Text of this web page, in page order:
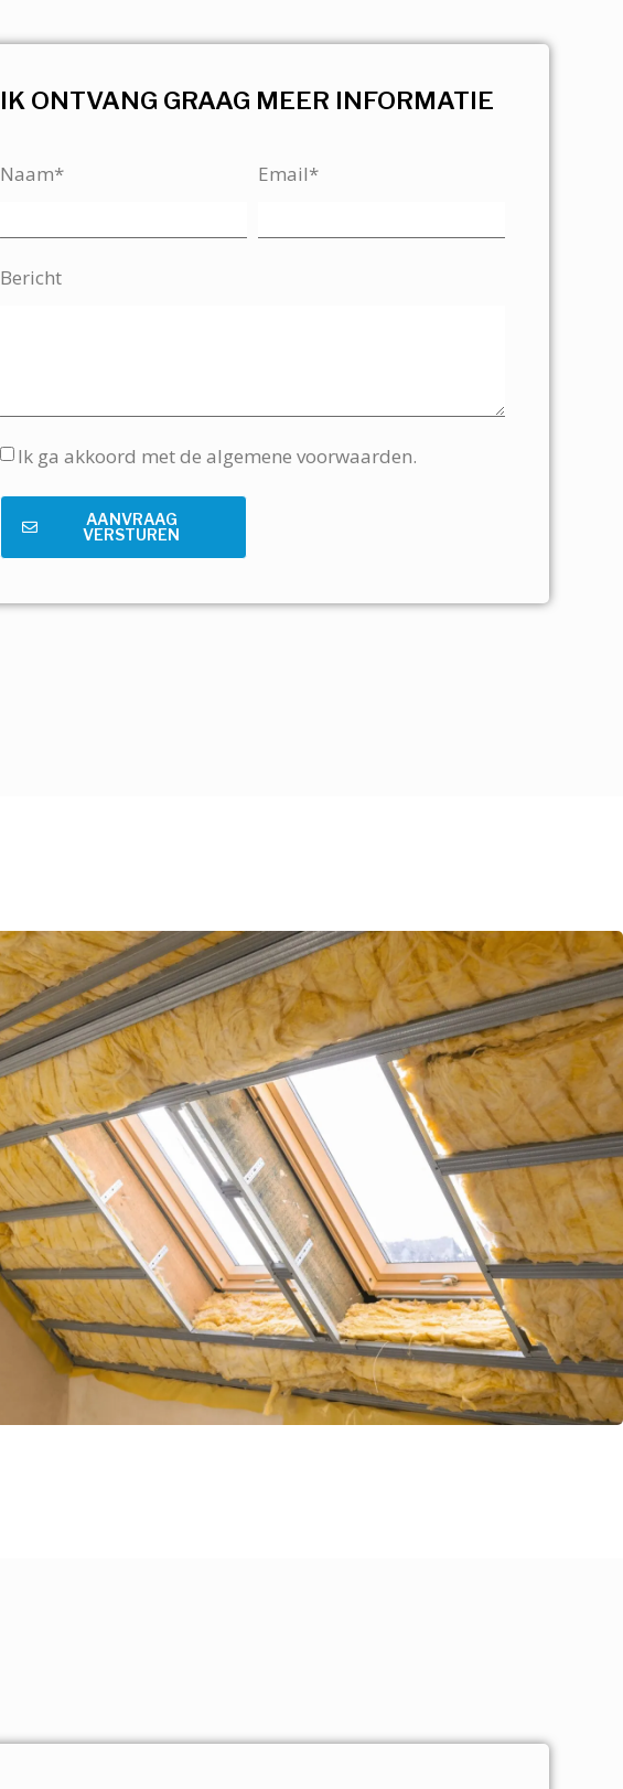
IK ONTVANG GRAAG MEER INFORMATIE
Naam* Email*
Bericht
Ik ga akkoord met de algemene voorwaarden.
AANVRAAG
VERSTUREN